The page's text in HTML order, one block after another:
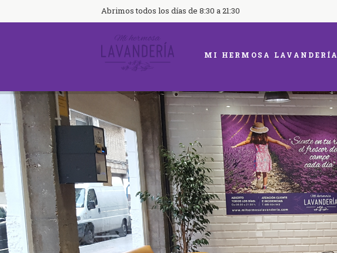
Abrimos todos los días de 8:30 a 21:30
MI HERMOSA LAVANDERÍA